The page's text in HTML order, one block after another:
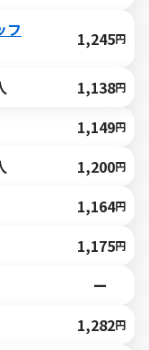
フ
1,245円
1,138円
1,149円
1,200円
1,164円
1,175円
ー
1,282円